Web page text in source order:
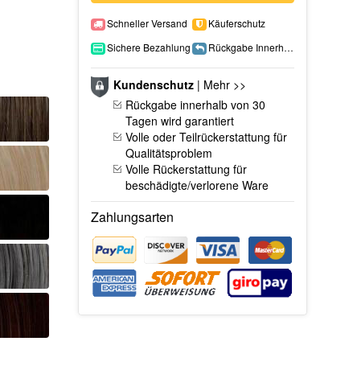
Schneller Versand
Käuferschutz
Sichere Bezahlung
Rückgabe Innerhalb 15 Tage
Kundenschutz| Mehr >>
Rückgabe innerhalb von 30
Tagen wird garantiert
Volle oder Teilrückerstattung für
Qualitätsproblem
Volle Rückerstattung für
beschädigte/verlorene Ware
Zahlungsarten